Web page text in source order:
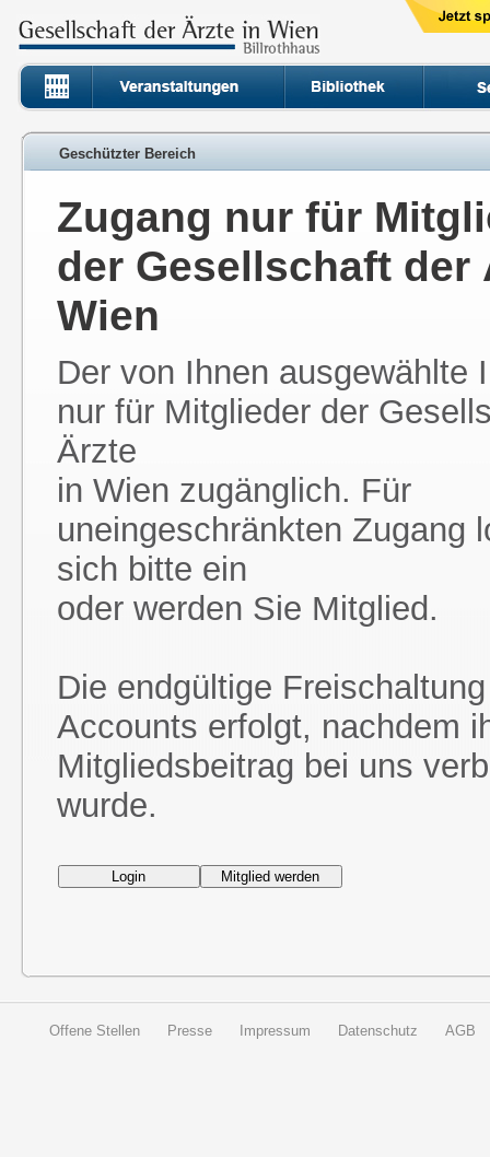
Geschützter Bereich
Zugang nur für
der Gesellschaft der
Wien
Der von Ihnen ausgewählte
nur für Mitglieder der
Ärzte
in Wien zugänglich. Für
uneingeschränkten Zugang
sich bitte ein
oder werden Sie Mitglied.
Die endgültige
Accounts erfolgt, nachdem
Mitgliedsbeitrag bei uns
wurde.
Offene Stellen Presse Impressum Datenschutz AGB